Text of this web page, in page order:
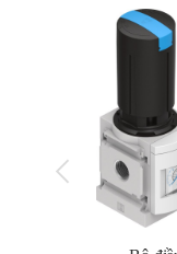
giản